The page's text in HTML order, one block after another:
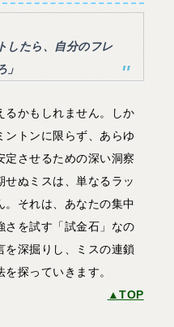
したら、自分のフレ
」
るかもしれません。しか
ントンに限らず、あらゆ
定させるための深い洞察
ぬミスは、単なるラッ
。それは、あなたの集中
さを試す「試金石」なの
を深掘りし、ミスの連鎖
探っていきます。
▲TOP